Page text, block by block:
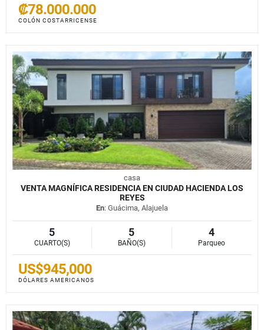
₡78.000.000
COLÓN COSTARRICENSE
casa
VENTA MAGNÍFICA RESIDENCIA EN CIUDAD HACIENDA LOS
REYES
En: Guácima, Alajuela
5
CUARTO(S)
5
BAÑO(S)
4
Parqueo
US$945,000
DÓLARES AMERICANOS